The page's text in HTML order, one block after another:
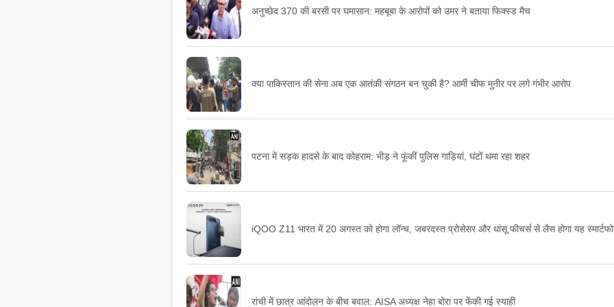
अनुच्छेद 370 की बरसी पर घमासान: महबूबा के आरोपों को उमर ने बताया फिक्स्ड मैच
क्या पाकिस्तान की सेना अब एक आतंकी संगठन बन चुकी है? आर्मी चीफ मुनीर पर लगे गंभीर आरोप
पटना में सड़क हादसे के बाद कोहराम: भीड़ ने फूंकीं पुलिस गाड़ियां, घंटों थमा रहा शहर
iQOO Z11 भारत में 20 अगस्त को होगा लॉन्च, जबरदस्त प्रोसेसर और धांसू फीचर्स से लैस होगा यह
रांची में छात्र आंदोलन के बीच बवाल: AISA अध्यक्ष नेहा बोरा पर फेंकी गई स्याही